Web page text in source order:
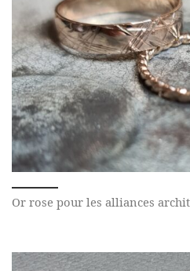
Or rose pour les alliances